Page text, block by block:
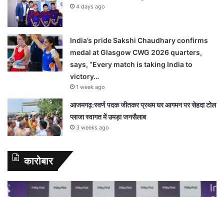
4 days ago
India’s pride Sakshi Chaudhary confirms
medal at Glasgow CWG 2026 quarters,
says, “Every match is taking India to
victory…
1 week ago
आजमगढ़:स्वर्ण पदक जीतकर प्रथम घर आगमन पर सेहदा टोल
प्लाजा स्वागत में उमड़ा जनसैलाब
3 weeks ago
कारोबार